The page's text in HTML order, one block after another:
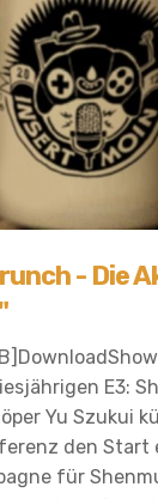
- Die
E3:
Yu Szukui
den Start
für